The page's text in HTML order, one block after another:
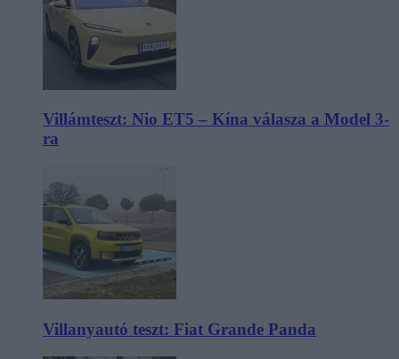
Villámteszt: Nio ET5 – Kína válasza a Model 3-
ra
Villanyautó teszt: Fiat Grande Panda